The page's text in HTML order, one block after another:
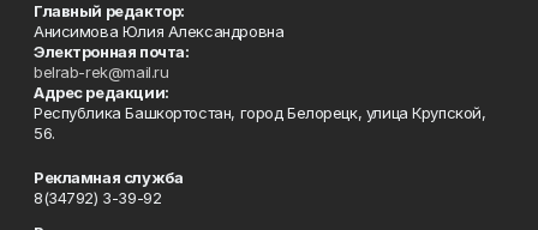
Главный редактор:
Анисимова Юлия Александровна
Электронная почта:
belrab-rek@mail.ru
Адрес редакции:
Республика Башкортостан, город Белорецк, улица Крупской,
56.
Рекламная служба
8(34792) 3-39-92